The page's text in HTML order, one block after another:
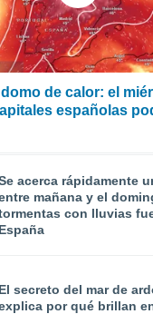
de calor: el
españolas
acerca rápidamente
mañana y el
con lluvias
España
El secreto del mar de
por qué brillan